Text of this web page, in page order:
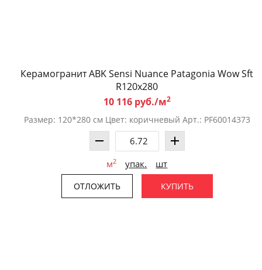
Керамогранит ABK Sensi Nuance Patagonia Wow Sft
R120x280
10 116 руб./м2
Размер: 120*280 см Цвет: коричневый Арт.: PF60014373
м2 упак. шт
ОТЛОЖИТЬ КУПИТЬ